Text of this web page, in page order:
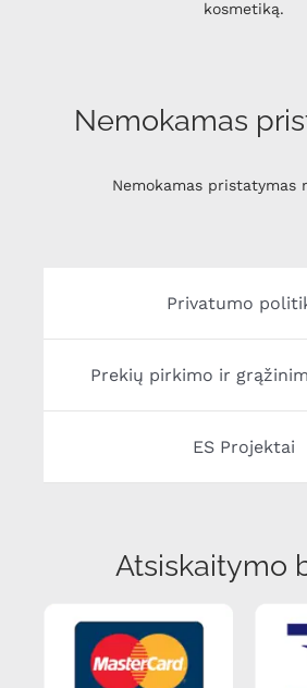
kosmetiką.
Nemokamas
Nemokamas pristatymas
Privatumo
Prekių pirkimo ir
ES Projektai
Atsiskaitymo